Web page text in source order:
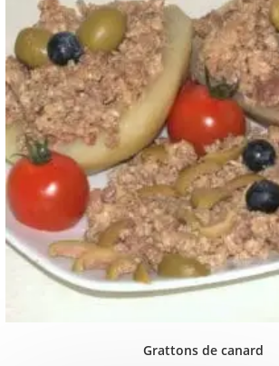
Grattons de canard